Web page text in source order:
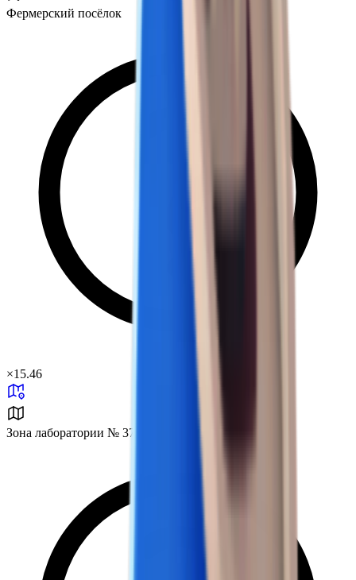
Фермерский посёлок
×15.46
Зона лаборатории № 37